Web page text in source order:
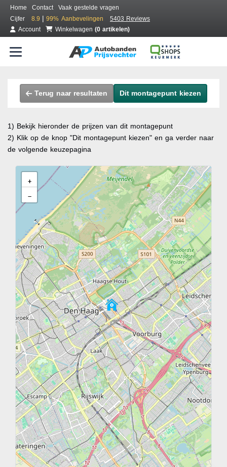
Home Contact
Vaak gestelde vragen
Cijfer
8.9 | 99% Aanbevelingen
5403 Reviews
Account
Winkelwagen (0 artikelen)
Terug naar resultaten Dit montagepunt kiezen
1) Bekijk hieronder de prijzen van dit montagepunt
2) Klik op de knop "Dit montagepunt kiezen" en ga verder naar
de volgende keuzepagina
+
−